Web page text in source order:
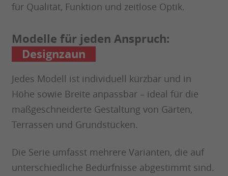
für Qualität, Funktion und zeitlose Optik.
Modelle für jeden Anspruch:
Designzaun
Jedes Modell ist individuell kürzbar und in
Höhe sowie Breite anpassbar – ideal für die
maßgeschneiderte Gestaltung von Gärten,
Terrassen und Grundstücken.
Die Serie umfasst mehrere Varianten, die auf
unterschiedliche Bedürfnisse abgestimmt sind.